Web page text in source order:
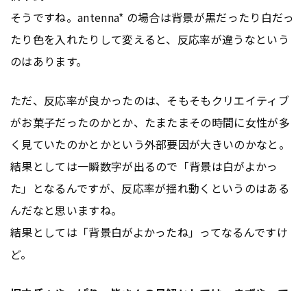
そうですね。antenna* の場合は背景が黒だったり白だっ
たり色を入れたりして変えると、反応率が違うなという
のはあります。
ただ、反応率が良かったのは、そもそもクリエイティブ
がお菓子だったのかとか、たまたまその時間に女性が多
く見ていたのかとかという外部要因が大きいのかなと。
結果としては一瞬数字が出るので「背景は白がよかっ
た」となるんですが、反応率が揺れ動くというのはある
んだなと思いますね。
結果としては「背景白がよかったね」ってなるんですけ
ど。